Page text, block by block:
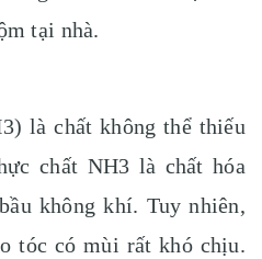
tại nhà.
chất không thể thiếu
chất NH3 là chất hóa
không khí. Tuy nhiên,
tóc có mùi rất khó chịu.